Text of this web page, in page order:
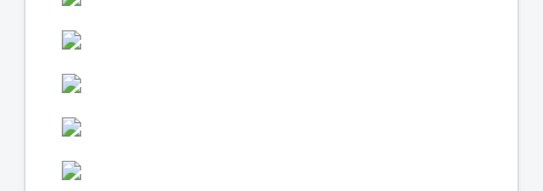
Artiste Asperger
Lexique